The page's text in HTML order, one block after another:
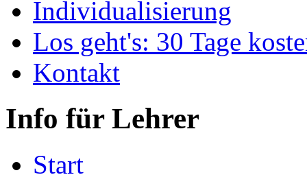
Individualisierung
Los geht's: 30 Tage
Kontakt
Info für Lehrer
Start